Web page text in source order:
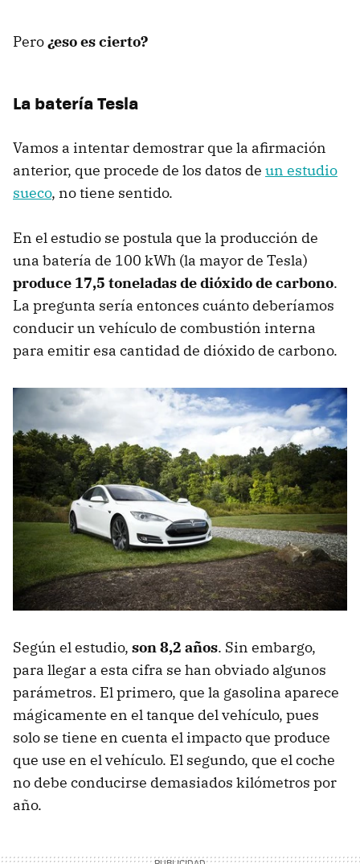
Pero¿eso es cierto?
La batería Tesla
Vamos a intentar demostrar que la afirmación
anterior, que procede de los datos de un estudio
sueco, no tiene sentido.
En el estudio se postula que la producción de
una batería de 100 kWh (la mayor de Tesla)
produce 17,5 toneladas de dióxido de carbono.
La pregunta sería entonces cuánto deberíamos
conducir un vehículo de combustión interna
para emitir esa cantidad de dióxido de carbono.
Según el estudio, son 8,2 años. Sin embargo,
para llegar a esta cifra se han obviado algunos
parámetros. El primero, que la gasolina aparece
mágicamente en el tanque del vehículo, pues
solo se tiene en cuenta el impacto que produce
que use en el vehículo. El segundo, que el coche
no debe conducirse demasiados kilómetros por
año.